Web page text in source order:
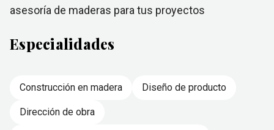
asesoría de maderas para tus proyectos
Especialidades
Construcción en madera Diseño de producto
Dirección de obra